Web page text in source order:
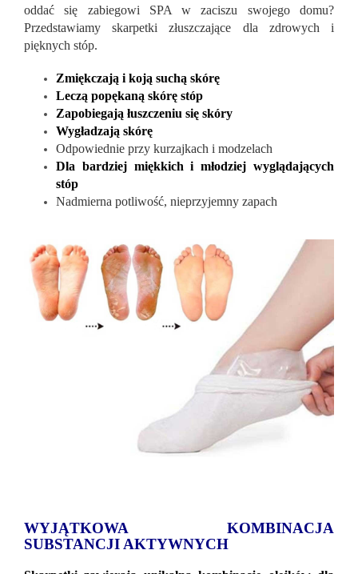
oddać się zabiegowi SPA w zaciszu swojego domu?
Przedstawiamy skarpetki złuszczające dla zdrowych i
pięknych stóp.
Zmiękczają i koją suchą skórę
Leczą popękaną skórę stóp
Zapobiegają łuszczeniu się skóry
Wygładzają skórę
Odpowiednie przy kurzajkach i modzelach
Dla bardziej miękkich i młodziej wyglądających
stóp
Nadmierna potliwość, nieprzyjemny zapach
WYJĄTKOWA KOMBINACJA
SUBSTANCJI AKTYWNYCH